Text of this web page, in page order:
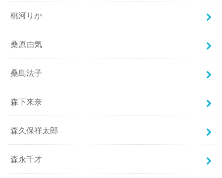
桃河りか
桑原由気
桑島法子
森下来奈
森久保祥太郎
森永千才